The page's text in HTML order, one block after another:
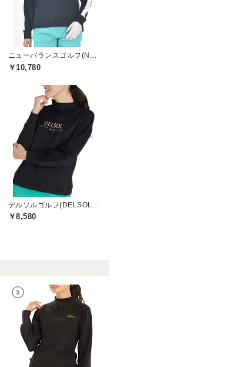
ニューバランスゴルフ(New Balance Golf)
￥10,780
￥8,580